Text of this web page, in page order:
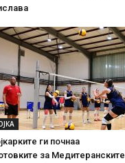
ги почнаа
за Медитеранските